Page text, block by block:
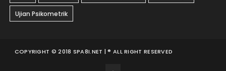
Ujian Psikometrik
COPYRIGHT © 2018 SPA8I.NET | ® ALL RIGHT RESERVED